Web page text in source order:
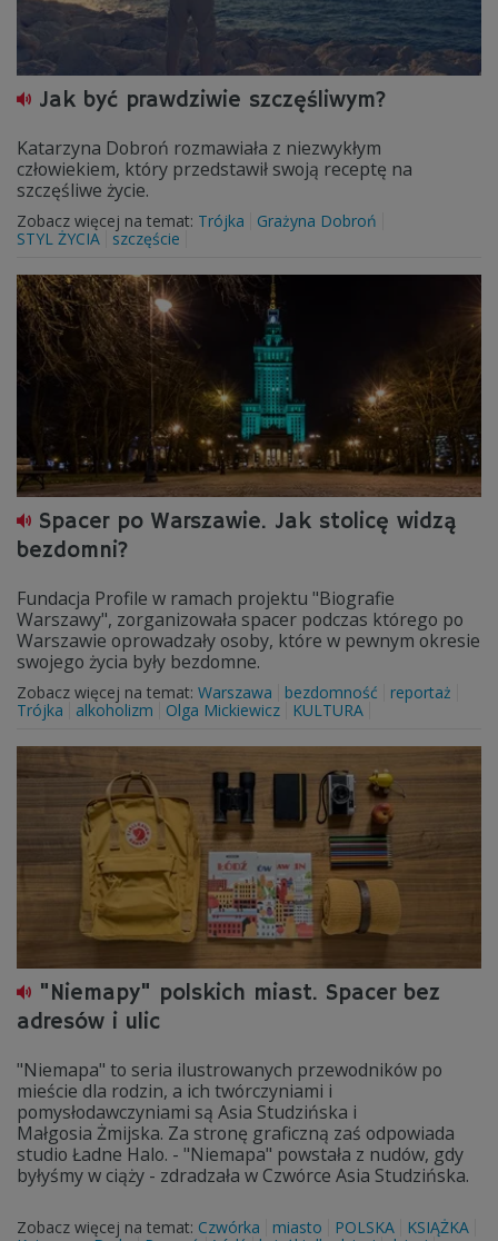
Jak być prawdziwie szczęśliwym?
Katarzyna Dobroń rozmawiała z niezwykłym
człowiekiem, który przedstawił swoją receptę na
szczęśliwe życie.
Zobacz więcej na temat: Trójka
Grażyna Dobroń
STYL ŻYCIA
szczęście
Spacer po Warszawie. Jak stolicę widzą
bezdomni?
Fundacja Profile w ramach projektu "Biografie
Warszawy", zorganizowała spacer podczas którego po
Warszawie oprowadzały osoby, które w pewnym okresie
swojego życia były bezdomne.
Zobacz więcej na temat: Warszawa bezdomność
reportaż
Trójka
alkoholizm Olga Mickiewicz KULTURA
"Niemapy" polskich miast. Spacer bez
adresów i ulic
"Niemapa" to seria ilustrowanych przewodników po
mieście dla rodzin, a ich twórczyniami i
pomysłodawczyniami są Asia Studzińska i
Małgosia Żmijska. Za stronę graficzną zaś odpowiada
studio Ładne Halo. - "Niemapa" powstała z nudów, gdy
byłyśmy w ciąży - zdradzała w Czwórce Asia Studzińska.
Zobacz więcej na temat: Czwórka miasto POLSKA
KSIĄŻKA